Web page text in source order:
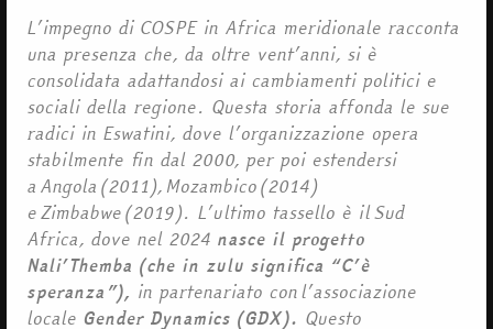
L’impegno di COSPE in Africa meridionale racconta
una presenza che, da oltre vent’anni, si è
consolidata adattandosi ai cambiamenti politici e
sociali della regione. Questa storia affonda le sue
radici in Eswatini, dove l’organizzazione opera
stabilmente fin dal 2000, per poi estendersi
a Angola (2011), Mozambico (2014)
e Zimbabwe (2019). L’ultimo tassello è il Sud
Africa, dove nel 2024 nasce il progetto
Nali’Themba (che in zulu significa “C’è
speranza”), in partenariato con l’associazione
locale Gender Dynamics (GDX). Questo